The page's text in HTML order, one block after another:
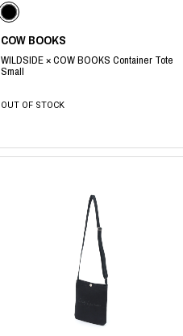
COW BOOKS
WILDSIDE × COW BOOKS Container Tote
Small
OUT OF STOCK